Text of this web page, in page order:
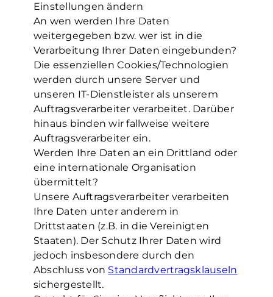
Einstellungen ändern
An wen werden Ihre Daten
weitergegeben bzw. wer ist in die
Verarbeitung Ihrer Daten eingebunden?
Die essenziellen Cookies/Technologien
werden durch unsere Server und
unseren IT-Dienstleister als unserem
Auftragsverarbeiter verarbeitet. Darüber
hinaus binden wir fallweise weitere
Auftragsverarbeiter ein.
Werden Ihre Daten an ein Drittland oder
eine internationale Organisation
übermittelt?
Unsere Auftragsverarbeiter verarbeiten
Ihre Daten unter anderem in
Drittstaaten (z.B. in die Vereinigten
Staaten). Der Schutz Ihrer Daten wird
jedoch insbesondere durch den
Abschluss von Standardvertragsklauseln
sichergestellt.